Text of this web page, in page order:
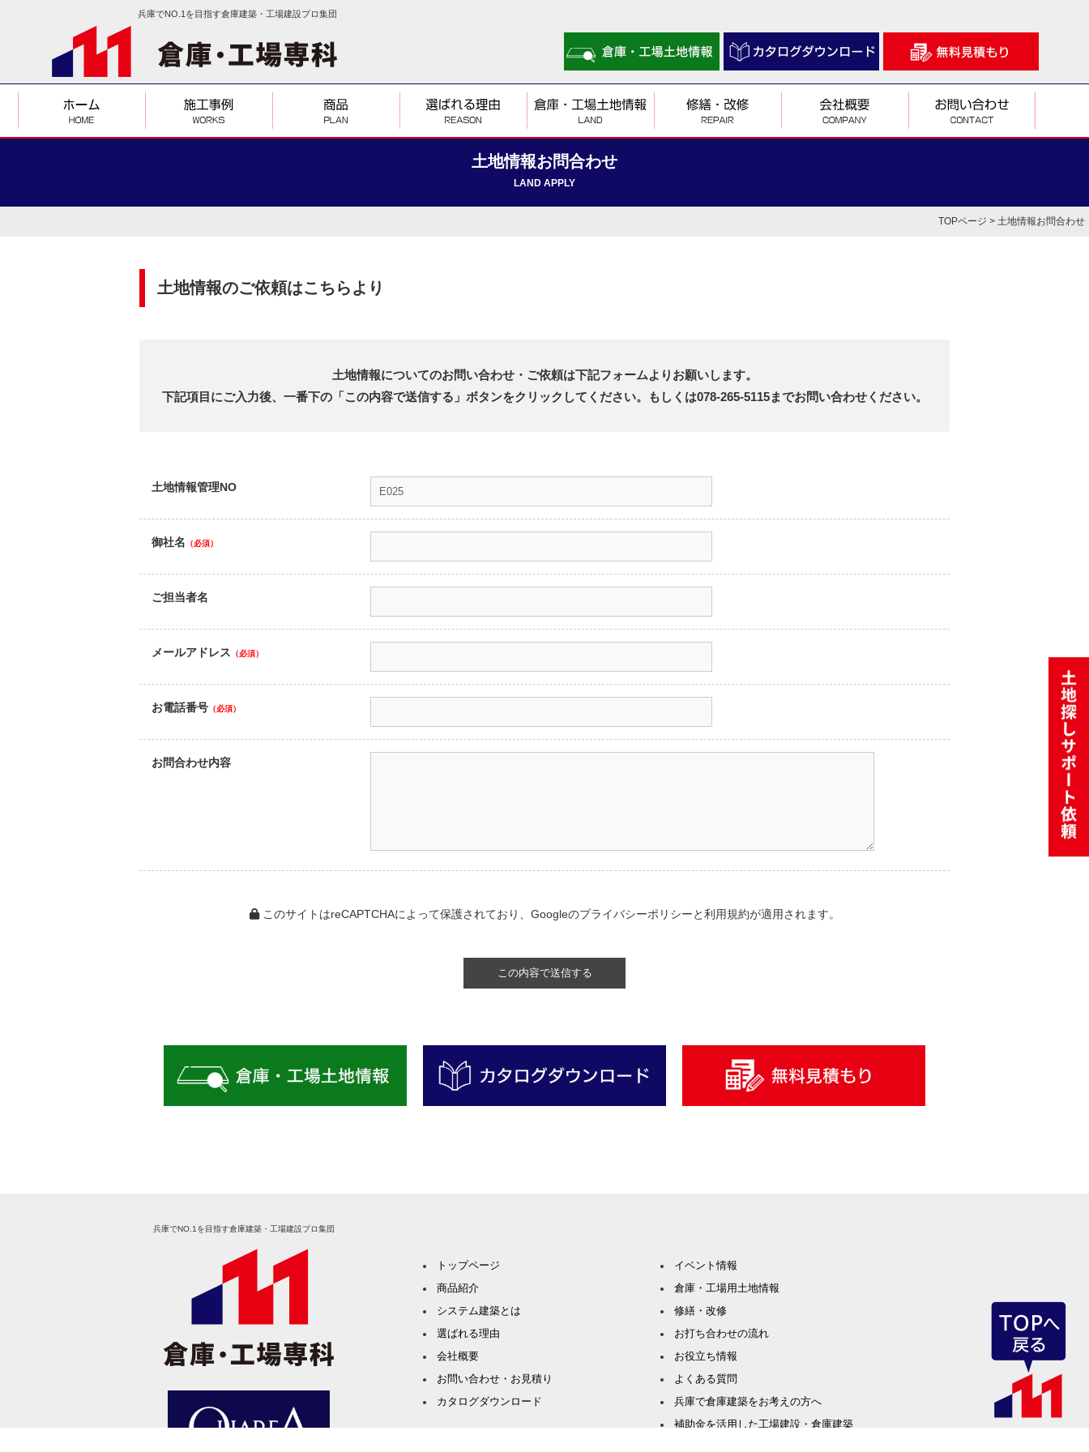
兵庫でNO.1を目指す倉庫建築・工場建設プロ集団
土地情報お問合わせ
LAND APPLY
TOPページ > 土地情報お問合わせ
土地情報のご依頼はこちらより
土地情報についてのお問い合わせ・ご依頼は下記フォームよりお願いします。
下記項目にご入力後、一番下の「この内容で送信する」ボタンをクリックしてください。もしくは078-265-5115までお問い合わせください。
土地情報管理NO
御社名 （必須）
ご担当者名
メールアドレス （必須）
お電話番号 （必須）
お問合わせ内容
このサイトはreCAPTCHAによって保護されており、Googleのプライバシーポリシーと利用規約が適用されます。
兵庫でNO.1を目指す倉庫建築・工場建設プロ集団
トップページ
商品紹介
システム建築とは
選ばれる理由
会社概要
お問い合わせ・お見積り
カタログダウンロード
イベント情報
倉庫・工場用土地情報
修繕・改修
お打ち合わせの流れ
お役立ち情報
よくある質問
兵庫で倉庫建築をお考えの方へ
補助金を活用した工場建設・倉庫建築